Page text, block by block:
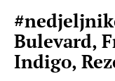
Bulevard,
Indigo,